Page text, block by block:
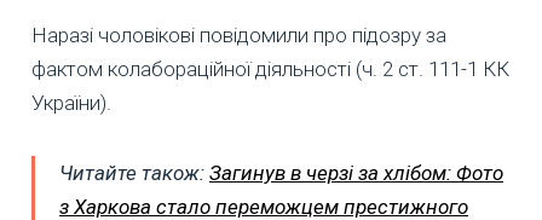
Наразі чоловікові повідомили про підозру за
фактом колабораційної діяльності (ч. 2 ст. 111-1 КК
України).
Читайте також: Загинув в черзі за хлібом: Фото
з Харкова стало переможцем престижного